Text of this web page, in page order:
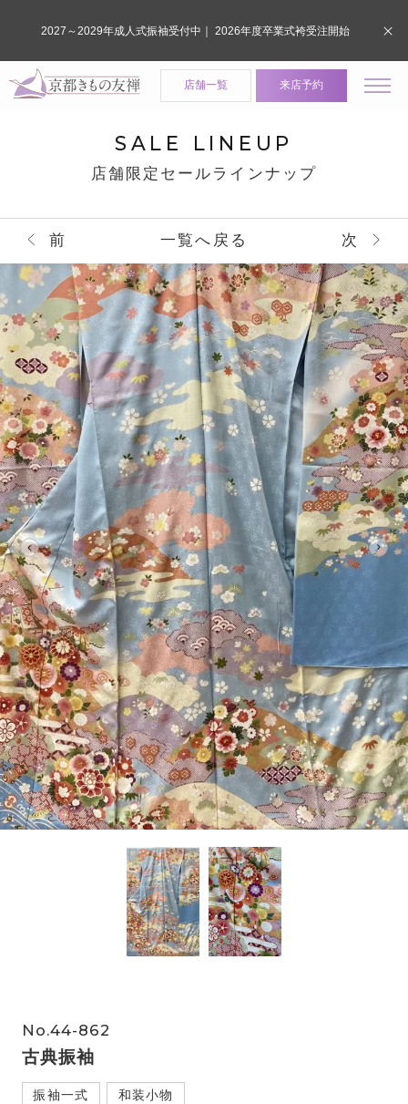
店舗一覧 来店予約
SALE LINEUP
店舗限定セールラインナップ
前 一覧へ戻る 次
No.44-862
古典振袖
振袖一式 和装小物
2027～2029年成人式振袖受付中｜ 2026年度卒業式袴受注開始